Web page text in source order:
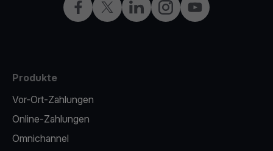
Facebook
X LinkedInInstagramYouTube
Produkte
Vor-Ort-Zahlungen
Online-Zahlungen
Omnichannel